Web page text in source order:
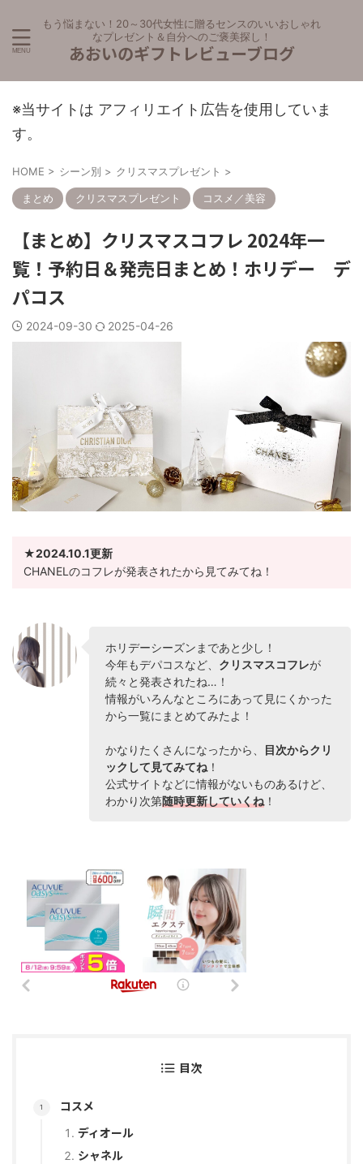
もう悩まない！20～30代女性に贈るセンスのいいおしゃれ
なプレゼント＆自分へのご褒美探し！
あおいのギフトレビューブログ
※当サイトは アフィリエイト広告を使用していま
す。
HOME > シーン別 > クリスマスプレゼント >
まとめ クリスマスプレゼント コスメ／美容
【まとめ】クリスマスコフレ 2024年一
覧！予約日＆発売日まとめ！ホリデー デ
パコス
2024-09-30 2025-04-26
★2024.10.1更新
CHANELのコフレが発表されたから見てみてね！
ホリデーシーズンまであと少し！
今年もデパコスなど、 クリスマスコフレが
続々と発表されたね…！
情報がいろんなところにあって見にくかった
から一覧にまとめてみたよ！
かなりたくさんになったから、
目次からクリ
ックして見てみてね ！
公式サイトなどに情報がないものあるけど、
わかり次第随時更新していくね ！
目次
コスメ
ディオール
シャネル